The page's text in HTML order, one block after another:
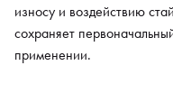
износу и воздействию
сохраняет
применении.